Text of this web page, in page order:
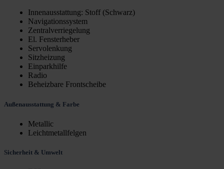
Innenausstattung: Stoff (Schwarz)
Navigationssystem
Zentralverriegelung
El. Fensterheber
Servolenkung
Sitzheizung
Einparkhilfe
Radio
Beheizbare Frontscheibe
Außenausstattung & Farbe
Metallic
Leichtmetallfelgen
Sicherheit & Umwelt